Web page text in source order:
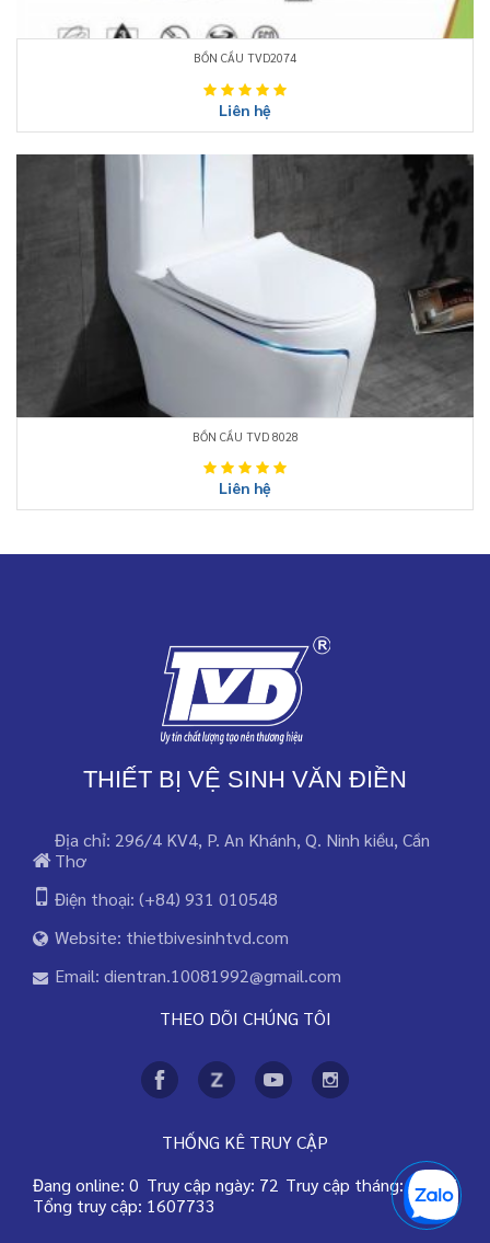
BỒN CẦU TVD2074
Liên hệ
BỒN CẦU TVD 8028
Liên hệ
THIẾT BỊ VỆ SINH VĂN ĐIỀN
Địa chỉ: 296/4 KV4, P. An Khánh, Q. Ninh kiều, Cần
Thơ
Điện thoại: (+84) 931 010548
Website: thietbivesinhtvd.com
Email: dientran.10081992@gmail.com
THEO DÕI CHÚNG TÔI
THỐNG KÊ TRUY CẬP
Đang online: 0 Truy cập ngày: 72 Truy cập tháng: 76745
Tổng truy cập: 1607733